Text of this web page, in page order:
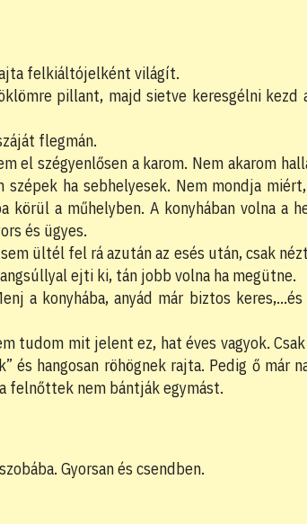
felkiáltójelként világít.
pillant, majd sietve keresgélni kezd
flegmán.
el szégyenlősen a karom. Nem akarom
ha sebhelyesek. Nem mondja
a műhelyben. A konyhában volna a
és ügyes.
ültél fel rá azután az esés után, csak
ejti ki, tán jobb volna ha megütne.
a konyhába, anyád már biztos
tudom mit jelent ez, hat éves vagyok.
és hangosan röhögnek rajta. Pedig ő már
felnőttek nem bántják egymást.
Gyorsan és csendben.